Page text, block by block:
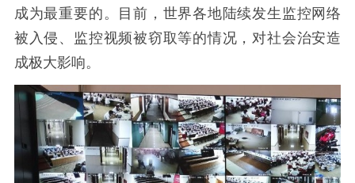
成为最重要的。目前，世界各地陆续发生监控网络
被入侵、监控视频被窃取等的情况，对社会治安造
成极大影响。